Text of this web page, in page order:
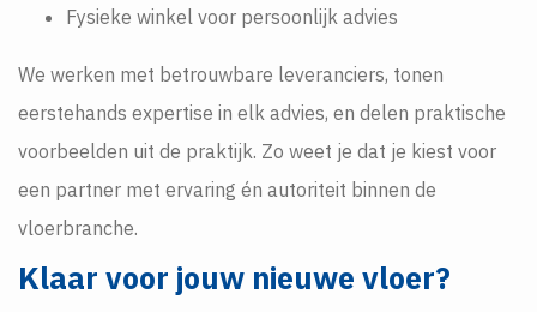
Fysieke winkel voor persoonlijk advies
We werken met betrouwbare leveranciers, tonen
eerstehands expertise in elk advies, en delen praktische
voorbeelden uit de praktijk. Zo weet je dat je kiest voor
een partner met ervaring én autoriteit binnen de
vloerbranche.
Klaar voor jouw nieuwe vloer?